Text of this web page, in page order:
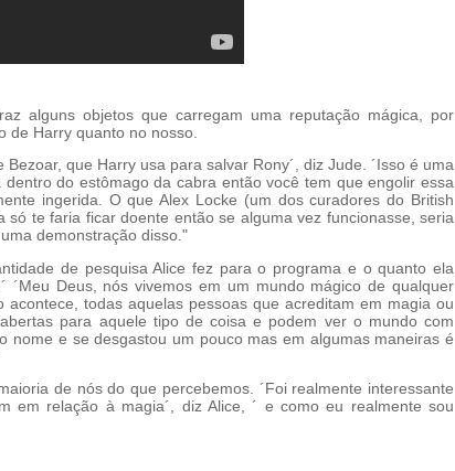
alguns objetos que carregam uma reputação mágica, por
de Harry quanto no nosso.
que Harry usa para salvar Rony´, diz Jude. ´Isso é uma
do estômago da cabra então você tem que engolir essa
ingerida. O que Alex Locke (um dos curadores do British
te faria ficar doente então se alguma vez funcionasse, seria
demonstração disso."
de pesquisa Alice fez para o programa e o quanto ela
´Meu Deus, nós vivemos em um mundo mágico de qualquer
acontece, todas aquelas pessoas que acreditam em magia ou
para aquele tipo de coisa e podem ver o mundo com
nome e se desgastou um pouco mas em algumas maneiras é
de nós do que percebemos. ´Foi realmente interessante
em relação à magia´, diz Alice, ´ e como eu realmente sou